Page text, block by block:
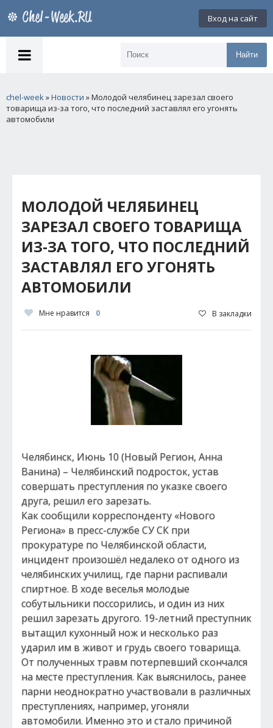
Вход на сайт
Найти
chel-week»Новости » Молодой челябинец зарезал своего
товарища из-за того, что последний заставлял его угонять
автомобили
МОЛОДОЙ ЧЕЛЯБИНЕЦ
ЗАРЕЗАЛ СВОЕГО ТОВАРИЩА
ИЗ-ЗА ТОГО, ЧТО ПОСЛЕДНИЙ
ЗАСТАВЛЯЛ ЕГО УГОНЯТЬ
АВТОМОБИЛИ
Мне нравится 0 В закладки
Челябинск, Июнь 10 (Новый Регион, Анна
Ванина) – Челябинский подросток, устав
совершать преступления по указке своего
друга, решил его зарезать.
Как сообщили корреспонденту «Нового
Региона» в пресс-службе СУ СК при
прокуратуре по Челябинской области,
инцидент произошёл недалеко от одного из
челябинских училищ, где парни распивали
спиртное. В ходе веселья молодые
собутыльники поссорились, и один из них
решил зарезать другого. 19-летний преступник
вытащил кухонный нож и несколько раз
ударил им в живот и грудь своего товарища.
От полученных травм потерпевший скончался
на месте преступления. Как выяснилось, ранее
парни неоднократно участвовали в различных
преступлениях, например, угоняли
автомобили. Именно это и стало причиной